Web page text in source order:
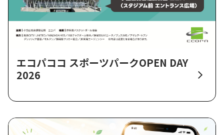
エコパココ スポーツパークOPEN DAY
2026